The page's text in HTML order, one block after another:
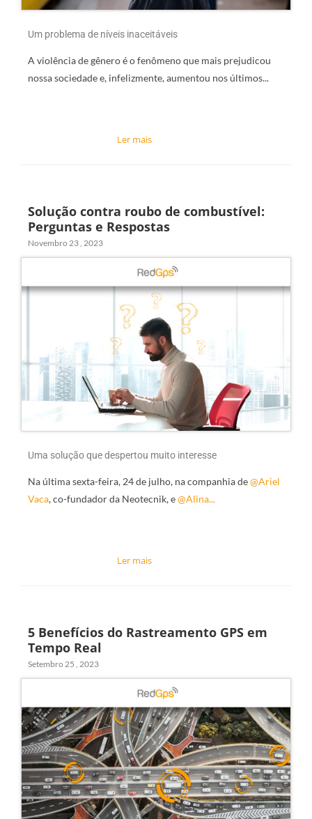
Um problema de níveis inaceitáveis
A violência de gênero é o fenômeno que mais prejudicou
nossa sociedade e, infelizmente, aumentou nos últimos...
Solução contra roubo de combustível:
Perguntas e Respostas
Novembro 23 , 2023
Uma solução que despertou muito interesse
Na última sexta-feira, 24 de julho, na companhia de@Ariel
Vaca, co-fundador da Neotecnik, e@Alina...
5 Benefícios do Rastreamento GPS em
Tempo Real
Setembro 25 , 2023